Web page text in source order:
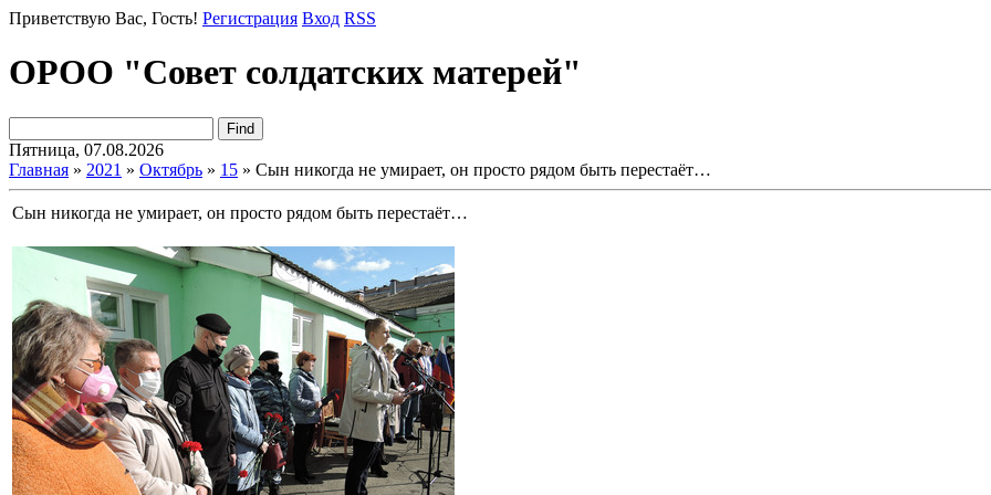
Приветствую Вас, Гость! Регистрация Вход RSS
ОРОО "Совет солдатских матерей"
Пятница, 07.08.2026
Главная » 2021 » Октябрь » 15 » Сын никогда не умирает, он просто рядом быть перестаёт…
Сын никогда не умирает, он просто рядом быть перестаёт…